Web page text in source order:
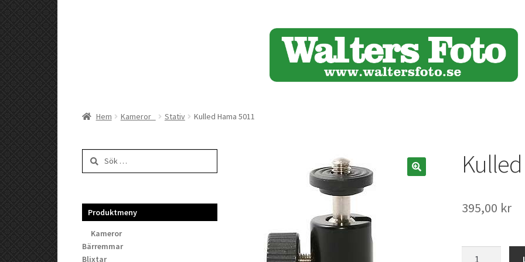
Hem Kameror Stativ Kulled Hama 5011
395,00 kr
Sök
efter:
Produktmeny
Kameror
Bärremmar
Blixtar